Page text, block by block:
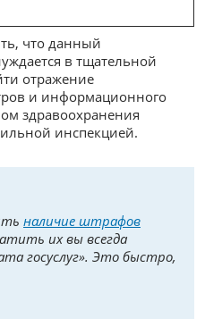
что данный
в тщательной
отражение
и информационного
здравоохранения
инспекцией.
наличие штрафов
их вы всегда
госуслуг». Это быстро,